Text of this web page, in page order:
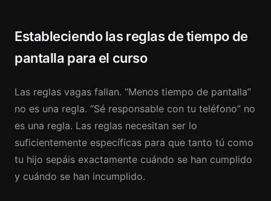
Estableciendo las reglas de tiempo de
pantalla para el curso
Las reglas vagas fallan. “Menos tiempo de pantalla”
no es una regla. “Sé responsable con tu teléfono” no
es una regla. Las reglas necesitan ser lo
suficientemente específicas para que tanto tú como
tu hijo sepáis exactamente cuándo se han cumplido
y cuándo se han incumplido.